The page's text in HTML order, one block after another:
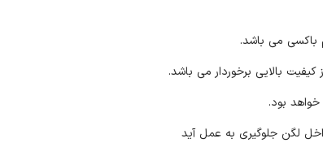
بالایی برخوردار می باشد.
بود.
لگن جلوگیری به عمل آید